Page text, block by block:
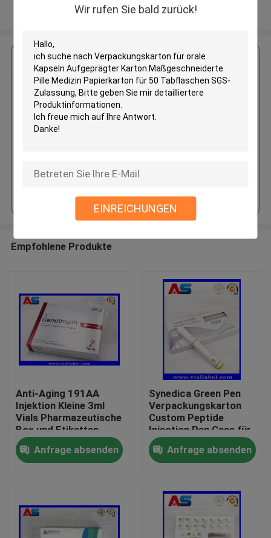
Wir rufen Sie bald zurück!
EINREICHUNGEN
Haus
Über uns
Sehen Sie mehr an
Erhalten Sie den besten Preis für
Verpackungskarton für orale
Kapseln Aufgeprägter Karton
Maßgeschneiderte Pille Medizin
Empfohlene Produkte
Anti-Aging 191AA
Injektion Kleine 3ml
Vials Pharmazeutische
Box und Etiketten
Druck Genetropin
Anfrage absenden
Synedica Green Pen
Verpackungskarton
Custom Peptide
Injection Pen Case für
Reta 40 mg Peptide
Injection Pen,
Synedica Injection Pen
Anfrage absenden